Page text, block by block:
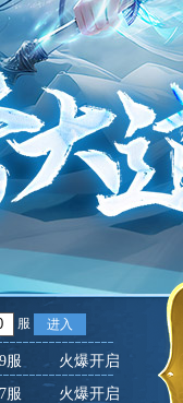
服 进入
服
火爆开启
服 火爆开启